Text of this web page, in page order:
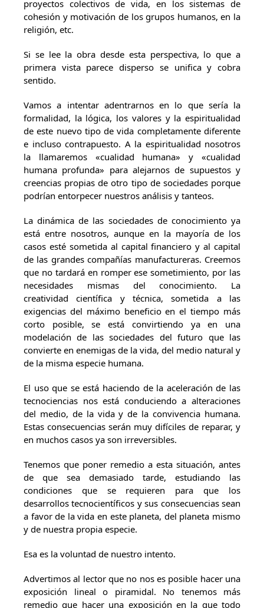
proyectos colectivos de vida, en los sistemas de
cohesión y motivación de los grupos humanos, en la
religión, etc.
Si se lee la obra desde esta perspectiva, lo que a
primera vista parece disperso se unifica y cobra
sentido.
Vamos a intentar adentrarnos en lo que sería la
formalidad, la lógica, los valores y la espiritualidad
de este nuevo tipo de vida completamente diferente
e incluso contrapuesto. A la espiritualidad nosotros
la llamaremos «cualidad humana» y «cualidad
humana profunda» para alejarnos de supuestos y
creencias propias de otro tipo de sociedades porque
podrían entorpecer nuestros análisis y tanteos.
La dinámica de las sociedades de conocimiento ya
está entre nosotros, aun­que en la mayoría de los
casos esté sometida al capital financiero y al capital
de las grandes compañías manufactureras. Creemos
que no tardará en romper ese sometimiento, por las
necesidades mismas del conocimiento. La
creatividad cien­tífica y técnica, sometida a las
exigencias del máximo beneficio en el tiempo más
corto posible, se está convirtiendo ya en una
modelación de las sociedades del futuro que las
convierte en enemigas de la vida, del medio natural y
de la misma especie humana.
El uso que se está haciendo de la aceleración de las
tecnociencias nos está conduciendo a alteraciones
del medio, de la vida y de la convivencia humana.
Estas consecuencias serán muy difíciles de reparar, y
en muchos casos ya son irreversibles.
Tenemos que poner remedio a esta situación, antes
de que sea demasiado tarde, estudiando las
condiciones que se requieren para que los
desarrollos tec­nocientíficos y sus consecuencias sean
a favor de la vida en este planeta, del pla­neta mismo
y de nuestra propia especie.
Esa es la voluntad de nuestro intento.
Advertimos al lector que no nos es posible hacer una
exposición lineal o piramidal. No tenemos más
remedio que hacer una exposición en la que todo